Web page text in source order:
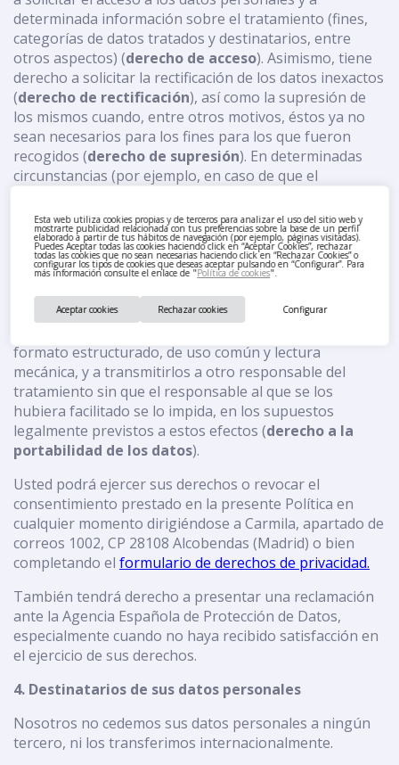
Esta web utiliza cookies propias y de terceros para analizar el uso del sitio web y
mostrarte publicidad relacionada con tus preferencias sobre la base de un perfil
elaborado a partir de tus hábitos de navegación (por ejemplo, páginas visitadas).
Puedes Aceptar todas las cookies haciendo click en “Aceptar Cookies”, rechazar
todas las cookies que no sean necesarias haciendo click en “Rechazar Cookies” o
configurar los tipos de cookies que deseas aceptar pulsando en “Configurar”. Para
más información consulte el enlace de "Política de cookies".
Configurar
Rechazar cookies
Aceptar cookies
determinada información sobre el tratamiento (fines,
categorías de datos tratados y destinatarios, entre
otros aspectos) (derecho de acceso). Asimismo, tiene
derecho a solicitar la rectificación de los datos inexactos
(derecho de rectificación), así como la supresión de
los mismos cuando, entre otros motivos, éstos ya no
sean necesarios para los fines para los que fueron
recogidos (derecho de supresión). En determinadas
circunstancias (por ejemplo, en caso de que el
se verifica la exactitud de los mismos), Usted podrá
solicitar que se limite el tratamiento de sus datos
personales, siendo estos únicamente tratados para el
ejercicio o la defensa de reclamaciones (derecho a la
limitación del tratamiento). Finalmente, tiene Usted
la posibilidad de ejercer su derecho a la portabilidad de
formato estructurado, de uso común y lectura
mecánica, y a transmitirlos a otro responsable del
tratamiento sin que el responsable al que se los
hubiera facilitado se lo impida, en los supuestos
legalmente previstos a estos efectos (derecho a la
portabilidad de los datos).
Usted podrá ejercer sus derechos o revocar el
consentimiento prestado en la presente Política en
cualquier momento dirigiéndose a Carmila, apartado de
correos 1002, CP 28108 Alcobendas (Madrid) o bien
completando el formulario de derechos de privacidad.
También tendrá derecho a presentar una reclamación
ante la Agencia Española de Protección de Datos,
especialmente cuando no haya recibido satisfacción en
el ejercicio de sus derechos.
4. Destinatarios de sus datos personales
Nosotros no cedemos sus datos personales a ningún
tercero, ni los transferimos internacionalmente.